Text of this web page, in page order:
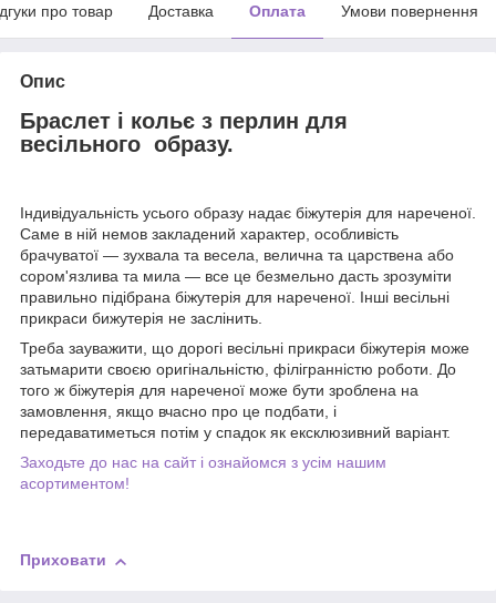
про товар Доставка Оплата Умови повернення
Опис
Браслет і кольє з перлин для
весільного образу.
Індивідуальність усього образу надає біжутерія для нареченої.
Саме в ній немов закладений характер, особливість
брачуватої — зухвала та весела, велична та царствена або
сором'язлива та мила — все це безмельно дасть зрозуміти
правильно підібрана біжутерія для нареченої. Інші весільні
прикраси бижутерія не заслінить.
Треба зауважити, що дорогі весільні прикраси біжутерія може
затьмарити своєю оригінальністю, філігранністю роботи. До
того ж біжутерія для нареченої може бути зроблена на
замовлення, якщо вчасно про це подбати, і
передаватиметься потім у спадок як ексклюзивний варіант.
Заходьте до нас на сайт і ознайомся з усім нашим
асортиментом!
Приховати